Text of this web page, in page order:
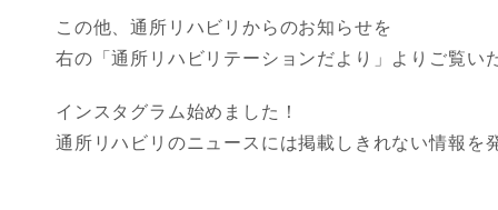
この他、通所リハビリからのお知らせを
右の「通所リハビリテーションだより」よりご覧い
インスタグラム始めました！
通所リハビリのニュースには掲載しきれない情報を